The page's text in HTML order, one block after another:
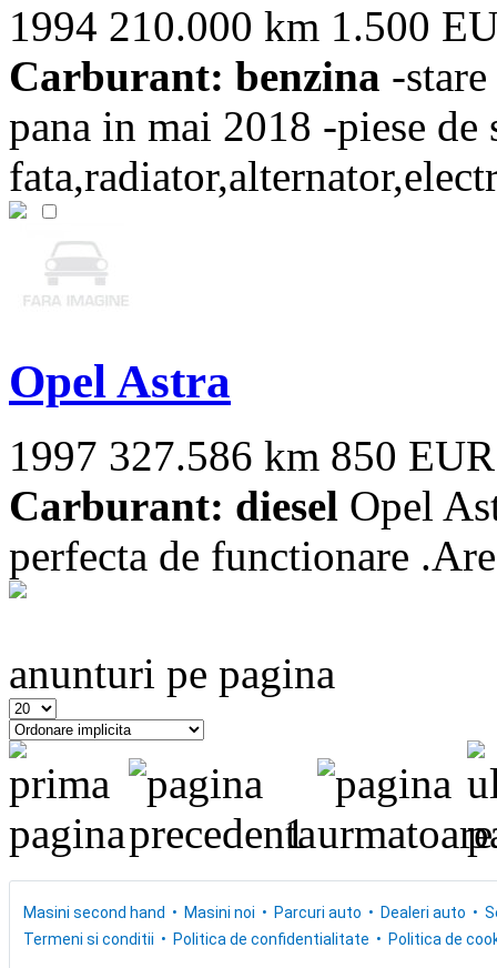
1994 210.000 km 1.500
Carburant: benzina -
pana in mai 2018 -piese
Opel Astra
1997 327.586 km 850 EUR
Carburant: diesel Opel
perfecta de functionare
anunturi pe pagina
1
Masini second hand Masini noi Parcuri auto Dealeri auto
Termeni si conditii
Politica de confidentialitate Politica de